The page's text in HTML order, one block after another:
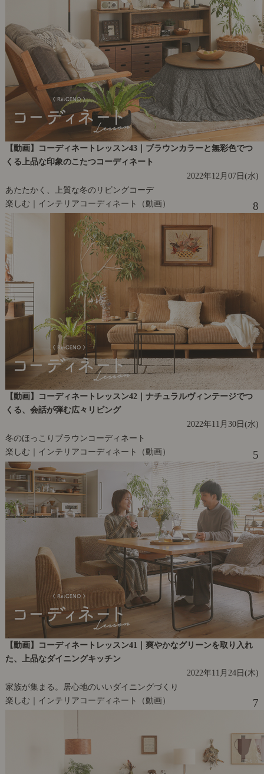
【動画】コーディネートレッスン43｜ブラウンカラーと無彩色でつ
くる上品な印象のこたつコーディネート
2022年12月07日(水)
あたたかく、上質な冬のリビングコーデ
楽しむ｜インテリアコーディネート（動画）
8
【動画】コーディネートレッスン42｜ナチュラルヴィンテージでつ
くる、会話が弾む広々リビング
2022年11月30日(水)
冬のほっこりブラウンコーディネート
楽しむ｜インテリアコーディネート（動画）
5
【動画】コーディネートレッスン41｜爽やかなグリーンを取り入れ
た、上品なダイニングキッチン
2022年11月24日(木)
家族が集まる。居心地のいいダイニングづくり
楽しむ｜インテリアコーディネート（動画）
7